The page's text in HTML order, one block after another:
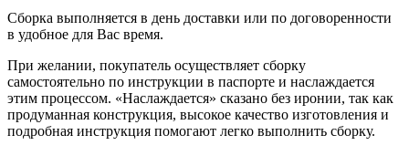
Сборка выполняется в день доставки или по договоренности
в удобное для Вас время.
При желании, покупатель осуществляет сборку
самостоятельно по инструкции в паспорте и наслаждается
этим процессом. «Наслаждается» сказано без иронии, так как
продуманная конструкция, высокое качество изготовления и
подробная инструкция помогают легко выполнить сборку.